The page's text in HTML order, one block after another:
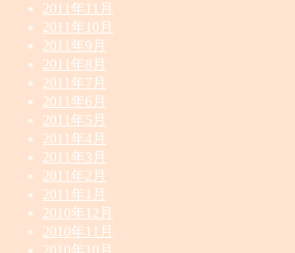
2011年11月
2011年10月
2011年9月
2011年8月
2011年7月
2011年6月
2011年5月
2011年4月
2011年3月
2011年2月
2011年1月
2010年12月
2010年11月